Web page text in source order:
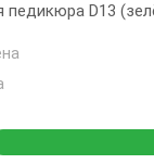
педикюра D13